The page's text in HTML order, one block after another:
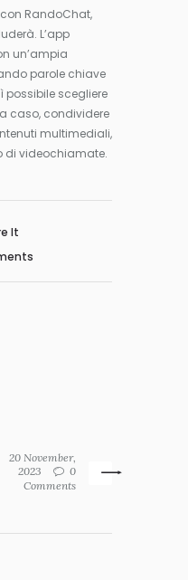
RandoChat,
L’app
un’ampia
parole chiave
possibile scegliere
caso, condividere
multimediali,
di videochiamate.
It
20 November,
2023
0
Comments